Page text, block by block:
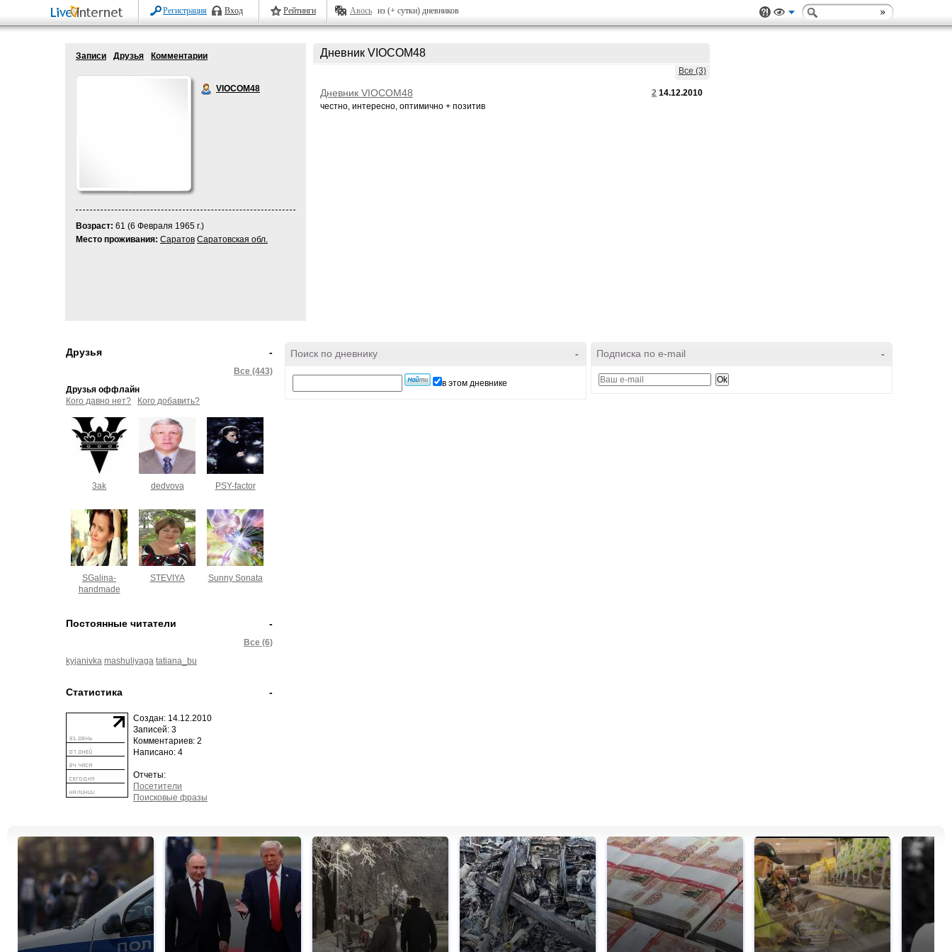
Регистрация Вход Рейтинги Авось из (+ сутки) дневников
Записи Друзья Комментарии
VIOCOM48
Возраст: 61 (6 Февраля 1965 г.)
Место проживания: Саратов Саратовская обл.
Дневник VIOCOM48
Все (3)
2 14.12.2010
Дневник VIOCOM48
честно, интересно, оптимично + позитив
-
Друзья
Все (443)
Друзья оффлайн
Кого давно нет?
Кого добавить?
3ak dedvova PSY-factor
SGalina-
handmade
STEVIYA Sunny Sonata
-
Постоянные читатели
Все (6)
kyjanivka mashuliyaga tatiana_bu
-
Статистика
Создан: 14.12.2010
Записей: 3
Комментариев: 2
Написано: 4
Отчеты:
Посетители
Поисковые фразы
-
Поиск по дневнику
в этом дневнике
-
Подписка по e-mail